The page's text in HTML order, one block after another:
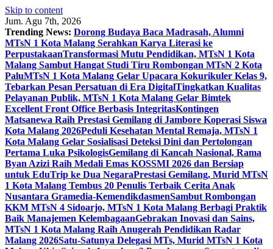
Skip to content
Jum. Agu 7th, 2026
Trending News: Dorong Budaya Baca Madrasah, Alumni
MTsN 1 Kota Malang Serahkan Karya Literasi ke
PerpustakaanTransformasi Mutu Pendidikan, MTsN 1 Kota
Malang Sambut Hangat Studi Tiru Rombongan MTsN 2 Kota
PaluMTsN 1 Kota Malang Gelar Upacara Kokurikuler Kelas 9,
Tebarkan Pesan Persatuan di Era DigitalTingkatkan Kualitas
Pelayanan Publik, MTsN 1 Kota Malang Gelar Bimtek
Excellent Front Office Berbasis IntegritasKontingen
Matsanewa Raih Prestasi Gemilang di Jambore Koperasi Siswa
Kota Malang 2026Peduli Kesehatan Mental Remaja, MTsN 1
Kota Malang Gelar Sosialisasi Deteksi Dini dan Pertolongan
Pertama Luka PsikologisGemilang di Kancah Nasional, Rama
Byan Azizi Raih Medali Emas KOSSMI 2026 dan Bersiap
untuk EduTrip ke Dua NegaraPrestasi Gemilang, Murid MTsN
1 Kota Malang Tembus 20 Penulis Terbaik Cerita Anak
Nusantara Gramedia-KemendikdasmenSambut Rombongan
KKM MTsN 4 Sidoarjo, MTsN 1 Kota Malang Berbagi Praktik
Baik Manajemen KelembagaanGebrakan Inovasi dan Sains,
MTsN 1 Kota Malang Raih Anugerah Pendidikan Radar
Malang 2026Satu-Satunya Delegasi MTs, Murid MTsN 1 Kota